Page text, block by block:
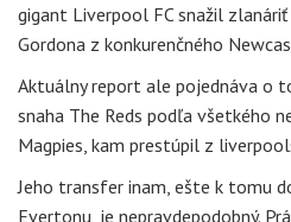
gigant Liverpool FC snažil
Gordona z konkurenčného
Aktuálny report ale pojednáva o
snaha The Reds podľa všetkého
Magpies, kam prestúpil z
Jeho transfer inam, ešte k tomu
Evertonu, je nepravdepodobný.